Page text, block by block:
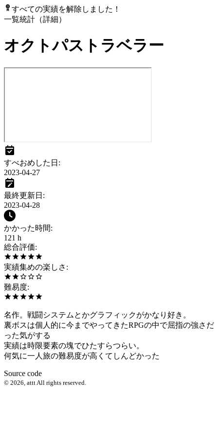
すべての実績を解除しました！
一覧統計（詳細）
オクトパストラベラー
すべおめした日 :
2023-04-27
最終更新日 :
2023-04-28
かかった時間:
121 h
総合評価:
実績集めの楽しさ :
難易度:
名作。戦闘システムとかグラフィックがかなり好き。
裏ボスは個人的に今までやってきたRPGの中で屈指の強さだ
った気がする
実績は時限要素の塊でひたすらつらい。
何気に一人旅の難易度が高くてしんどかった
Source code
© 2026 attt All rights reserved.